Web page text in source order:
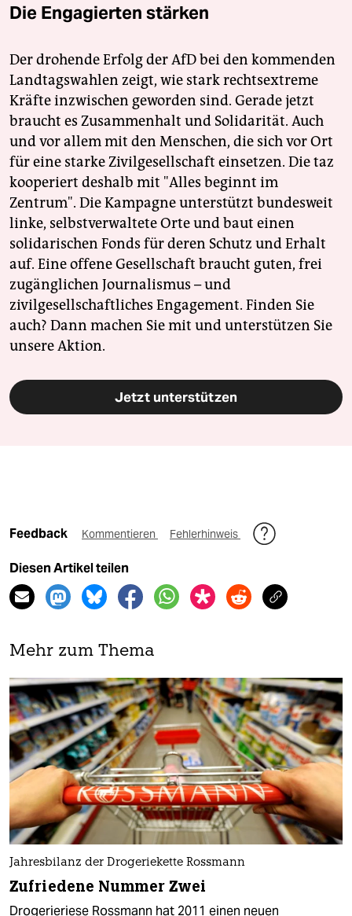
Die Engagierten stärken
Der drohende Erfolg der AfD bei den kommenden
Landtagswahlen zeigt, wie stark rechtsextreme
Kräfte inzwischen geworden sind. Gerade jetzt
braucht es Zusammenhalt und Solidarität. Auch
und vor allem mit den Menschen, die sich vor Ort
für eine starke Zivilgesellschaft einsetzen. Die taz
kooperiert deshalb mit "Alles beginnt im
Zentrum". Die Kampagne unterstützt bundesweit
linke, selbstverwaltete Orte und baut einen
solidarischen Fonds für deren Schutz und Erhalt
auf. Eine offene Gesellschaft braucht guten, frei
zugänglichen Journalismus – und
zivilgesellschaftliches Engagement. Finden Sie
auch? Dann machen Sie mit und unterstützen Sie
unsere Aktion.
Jetzt unterstützen
Feedback Kommentieren Fehlerhinweis
Diesen Artikel teilen
Mehr zum Thema
Jahresbilanz der Drogeriekette Rossmann
Zufriedene Nummer Zwei
Drogerieriese Rossmann hat 2011 einen neuen